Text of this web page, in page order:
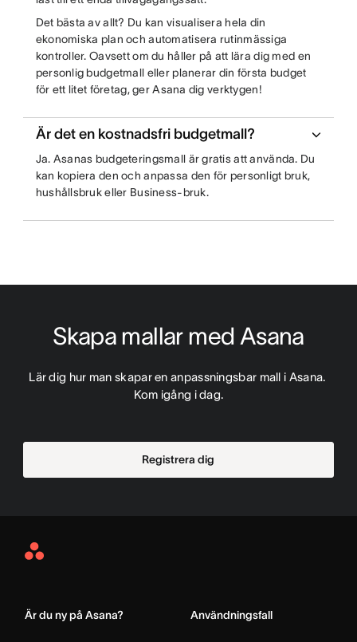
Det bästa av allt? Du kan visualisera hela din
ekonomiska plan och automatisera rutinmässiga
kontroller. Oavsett om du håller på att lära dig med en
personlig budgetmall eller planerar din första budget
för ett litet företag, ger Asana dig verktygen!
Är det en kostnadsfri budgetmall?
Ja. Asanas budgeteringsmall är gratis att använda. Du
kan kopiera den och anpassa den för personligt bruk,
hushållsbruk eller Business-bruk.
Skapa mallar med Asana
Lär dig hur man skapar en anpassningsbar mall i Asana.
Kom igång i dag.
Registrera dig
Asana
Är du ny på Asana? Användningsfall